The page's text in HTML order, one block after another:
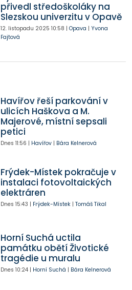
přivedl středoškoláky na
Slezskou univerzitu v Opavě
12. listopadu 2025 10:58 | Opava | Yvona
Fajtová
Havířov řeší parkování v
ulicích Haškova a M.
Majerové, místní sepsali
petici
Dnes 11:56 | Havířov| Bára Kelnerová
Frýdek-Místek pokračuje v
instalaci fotovoltaických
elektráren
Dnes 15:43 | Frýdek-Místek| Tomáš Tikal
Horní Suchá uctila
památku obětí Životické
tragédie u muralu
Dnes 10:24| Horní Suchá | Bára Kelnerová